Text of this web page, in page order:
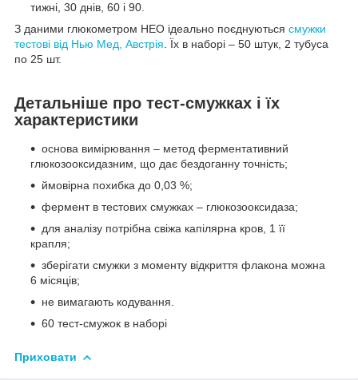
тижні, 30 днів, 60 і 90.
З даними глюкометром НЕО ідеально поєднуються смужки
тестові від Нью Мед, Австрія . Їх в наборі – 50 штук, 2 тубуса
по 25 шт.
Детальніше про тест-смужках і їх
характеристики
основа вимірювання – метод ферментативний
глюкозооксидазним, що дає бездоганну точність;
ймовірна похибка до 0,03 %;
фермент в тестових смужках – глюкозооксидаза;
для аналізу потрібна свіжа капілярна кров, 1 її
крапля;
зберігати смужки з моменту відкриття флакона можна
6 місяців;
не вимагають кодування.
60 тест-смужок в наборі
Приховати